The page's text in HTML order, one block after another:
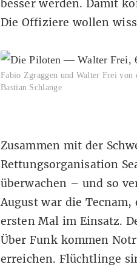
besser werden. Damit
Die Offiziere wollen
Fabio Zgraggen und Walter Frei
Bastian Schlange
Zusammen mit der
Rettungsorganisation
überwachen – und so
August war die
ersten Mal im Einsatz.
Über Funk kommen
erreichen. Flüchtlinge